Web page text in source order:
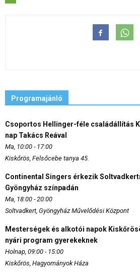
Programajánló
Csoportos Hellinger-féle családállítás
nap Takács Reával
Ma, 10:00 - 17:00
Kiskőrös, Felsőcebe tanya 45.
Continental Singers érkezik
Gyöngyház színpadán
Ma, 18:00 - 20:00
Soltvadkert, Gyöngyház Művelődési Központ
Mesterségek és alkotói napok
nyári program gyerekeknek
Holnap, 09:00 - 15:00
Kiskőrös, Hagyományok Háza